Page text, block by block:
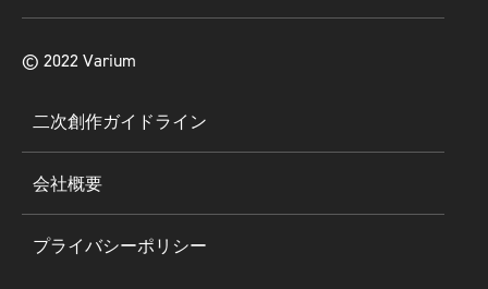
©︎ 2022 Varium
二次創作ガイドライン
会社概要
プライバシーポリシー